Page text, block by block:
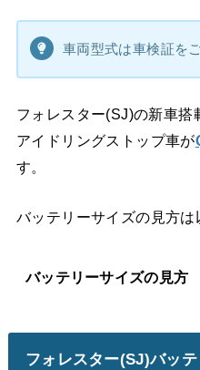
車両型式は車検証を
フォレスター(SJ)の新車搭
アイドリングストップ車が
す。
バッテリーサイズの見方は
バッテリーサイズの見方
フォレスター(SJ)バッ